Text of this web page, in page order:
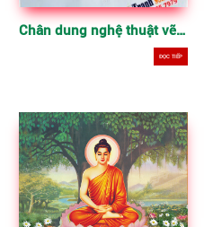
Chân dung nghệ thuật vẽ theo yêu cầu
ĐỌC TIẾP